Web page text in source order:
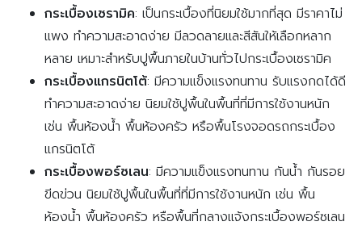
กระเบื้องเซรามิค: เป็นกระเบื้องที่นิยมใช้มากที่สุด มีราคาไม่
แพง ทำความสะอาดง่าย มีลวดลายและสีสันให้เลือกหลาก
หลาย เหมาะสำหรับปูพื้นภายในบ้านทั่วไปกระเบื้องเซรามิค
กระเบื้องแกรนิตโต้: มีความแข็งแรงทนทาน รับแรงกดได้ดี
ทำความสะอาดง่าย นิยมใช้ปูพื้นในพื้นที่ที่มีการใช้งานหนัก
เช่น พื้นห้องน้ำ พื้นห้องครัว หรือพื้นโรงจอดรถกระเบื้อง
แกรนิตโต้
กระเบื้องพอร์ซเลน: มีความแข็งแรงทนทาน กันน้ำ กันรอย
ขีดข่วน นิยมใช้ปูพื้นในพื้นที่ที่มีการใช้งานหนัก เช่น พื้น
ห้องน้ำ พื้นห้องครัว หรือพื้นที่กลางแจ้งกระเบื้องพอร์ซเลน